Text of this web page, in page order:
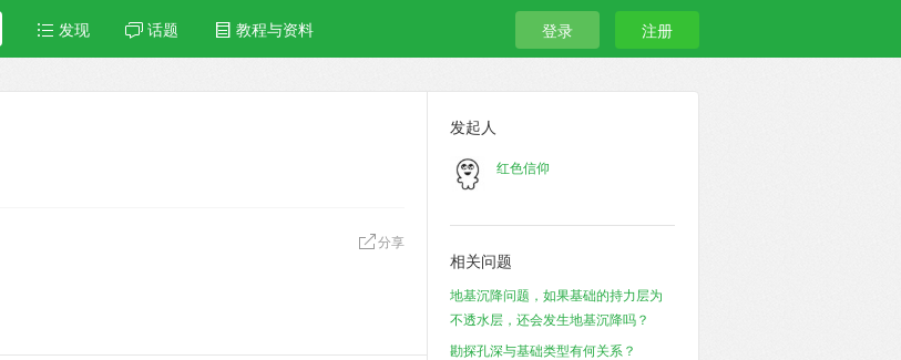
发现 话题 教程与资料 登录 注册
分享
发起人
红色信仰
相关问题
地基沉降问题，如果基础的持力层为
不透水层，还会发生地基沉降吗？
勘探孔深与基础类型有何关系？